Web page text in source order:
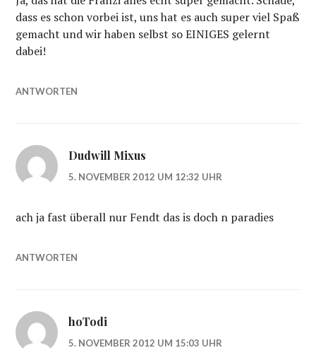
dass es schon vorbei ist, uns hat es auch super viel Spaß
gemacht und wir haben selbst so EINIGES gelernt
dabei!
ANTWORTEN
Dudwill Mixus
5. NOVEMBER 2012 UM 12:32 UHR
ach ja fast überall nur Fendt das is doch n paradies
ANTWORTEN
hoTodi
5. NOVEMBER 2012 UM 15:03 UHR